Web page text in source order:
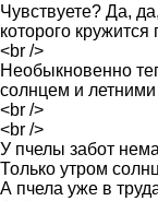
Чувствуете? Да,
которого
<br />
Необыкновенно
солнцем и
<br />
<br />
У пчелы забот
Только утром
А пчела уже в